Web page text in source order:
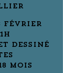
Février
dessiné
mois